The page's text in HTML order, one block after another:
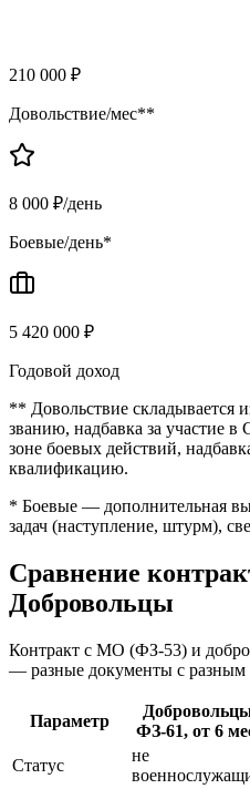
210 000 ₽
Довольствие/мес**
8 000 ₽/день
Боевые/день*
5 420 000 ₽
Годовой доход
** Довольствие складывается
званию, надбавка за участие
зоне боевых действий,
квалификацию.
* Боевые — дополнительная
задач (наступление, штурм),
Сравнение
Добровольцы
Контракт с МО (ФЗ-53) и
— разные документы с разным
Параметр
ФЗ-61, от 6
Статус
не